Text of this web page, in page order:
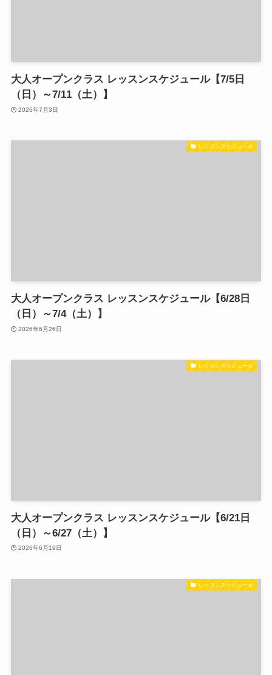
大人オープンクラス レッスンスケジュール【7/5日
（日）～7/11（土）】
2026年7月3日
レッスンスケジュール
大人オープンクラス レッスンスケジュール【6/28日
（日）～7/4（土）】
2026年6月26日
レッスンスケジュール
大人オープンクラス レッスンスケジュール【6/21日
（日）～6/27（土）】
2026年6月19日
レッスンスケジュール